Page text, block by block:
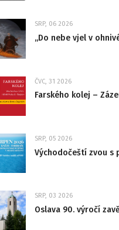
SRP, 06 2026
„Do nebe vjel v
ČVC, 31 2026
Farského kolej –
SRP, 05 2026
Východočeští zvou s
SRP, 03 2026
Oslava 90. výročí